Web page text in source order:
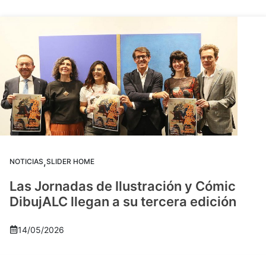
NOTICIAS,SLIDER HOME
Las Jornadas de Ilustración y Cómic
DibujALC llegan a su tercera edición
14/05/2026